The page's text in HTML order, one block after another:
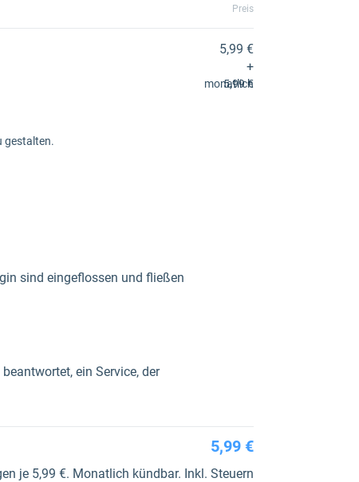
Preis
gestalten.
sind eingeflossen und fließen
ein Service, der
5,99 €
+
5,99 €
monatlich
5,99 €
je 5,99 €. Monatlich kündbar. Inkl. Steuern